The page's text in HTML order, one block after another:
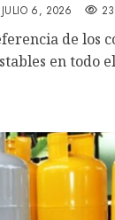
JULIO 6, 2026
de los
en todo